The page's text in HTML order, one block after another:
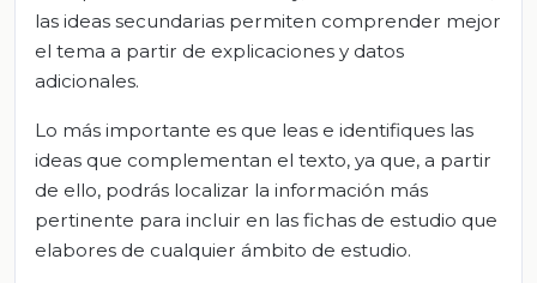
las ideas secundarias permiten comprender mejor
el tema a partir de explicaciones y datos
adicionales.
Lo más importante es que leas e identifiques las
ideas que complementan el texto, ya que, a partir
de ello, podrás localizar la información más
pertinente para incluir en las fichas de estudio que
elabores de cualquier ámbito de estudio.